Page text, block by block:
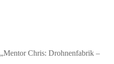
Chris: Drohnenfabrik –